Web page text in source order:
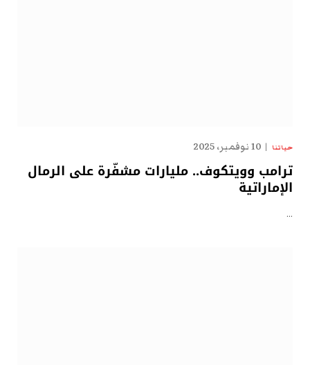
حياتنا 10 نوفمبر، 2025
ترامب وويتكوف.. مليارات مشفّرة على الرمال
الإماراتية
…